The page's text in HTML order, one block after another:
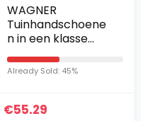
WAGNER
Tuinhandschoene
n in een klasse
apart – Gold Leaf
Gloves – TOUGH
TOUCH – Heren –
voor rozen…
Already Sold: 45%
€55.29